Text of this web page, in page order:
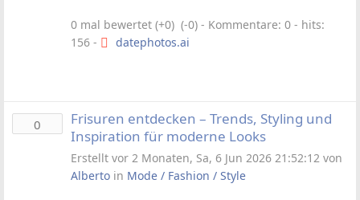
0 mal bewertet (+0) (-0)- Kommentare: 0 - hits:
156 -
datephotos.ai
0
Frisuren entdecken – Trends, Styling und
Inspiration für moderne Looks
Erstellt vor 2 Monaten, Sa, 6 Jun 2026 21:52:12 von
Albertoin Mode / Fashion / Style